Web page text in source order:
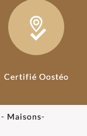
Certifié Oostéo